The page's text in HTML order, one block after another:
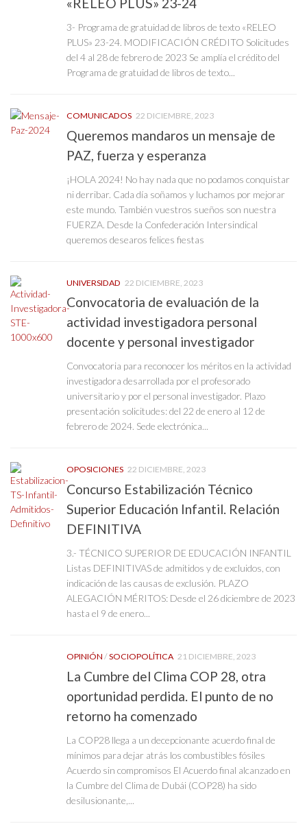
3- Programa de gratuidad de libros de texto «RELEO
PLUS» 23-24. MODIFICACIÓN CRÉDITO Solicitudes
del 4 al 28 de febrero de 2023 Se amplía el crédito del
Programa de gratuidad de libros de texto...
COMUNICADOS 22 DICIEMBRE, 2023
Queremos mandaros un mensaje de
PAZ, fuerza y esperanza
¡HOLA 2024! No hay nada que no podamos conquistar
ni derribar. Cada día soñamos y luchamos por mejorar
este mundo. También vuestros sueños son nuestra
FUERZA. Desde la Confederación Intersindical
queremos desearos felices fiestas
UNIVERSIDAD 22 DICIEMBRE, 2023
Convocatoria de evaluación de la
actividad investigadora personal
docente y personal investigador
Convocatoria para reconocer los méritos en la actividad
investigadora desarrollada por el profesorado
universitario y por el personal investigador. Plazo
presentación solicitudes: del 22 de enero al 12 de
febrero de 2024. Sede electrónica...
OPOSICIONES 22 DICIEMBRE, 2023
Concurso Estabilización Técnico
Superior Educación Infantil. Relación
DEFINITIVA
3.- TÉCNICO SUPERIOR DE EDUCACIÓN INFANTIL
Listas DEFINITIVAS de admitidos y de excluidos, con
indicación de las causas de exclusión. PLAZO
ALEGACIÓN MÉRITOS: Desde el 26 diciembre de 2023
hasta el 9 de enero...
OPINIÓN /SOCIOPOLÍTICA 21 DICIEMBRE, 2023
La Cumbre del Clima COP 28, otra
oportunidad perdida. El punto de no
retorno ha comenzado
La COP28 llega a un decepcionante acuerdo final de
mínimos para dejar atrás los combustibles fósiles
Acuerdo sin compromisos El Acuerdo final alcanzado en
la Cumbre del Clima de Dubái (COP28) ha sido
desilusionante,...